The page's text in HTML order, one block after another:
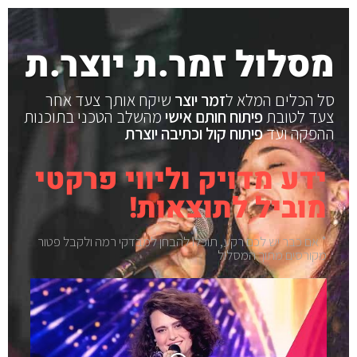
מסלול זמר.ת יוצר.ת
סל הכלים המלא לזמר יוצר שיקח אותך צעד אחר
צעד לטובתפיתוח חותם אישימהשלב הטכני בתוכנות
ההפקה ועדפיתוח קול וכתיבה יוצרת
ידע מדויק וליווי פרקטי
מוביל לתוצאות!
* אם כבר יש לכם רקע, תוכלו להבחן למבדקי רמה ולקבל פטור
מקורסים מתוך המסלול